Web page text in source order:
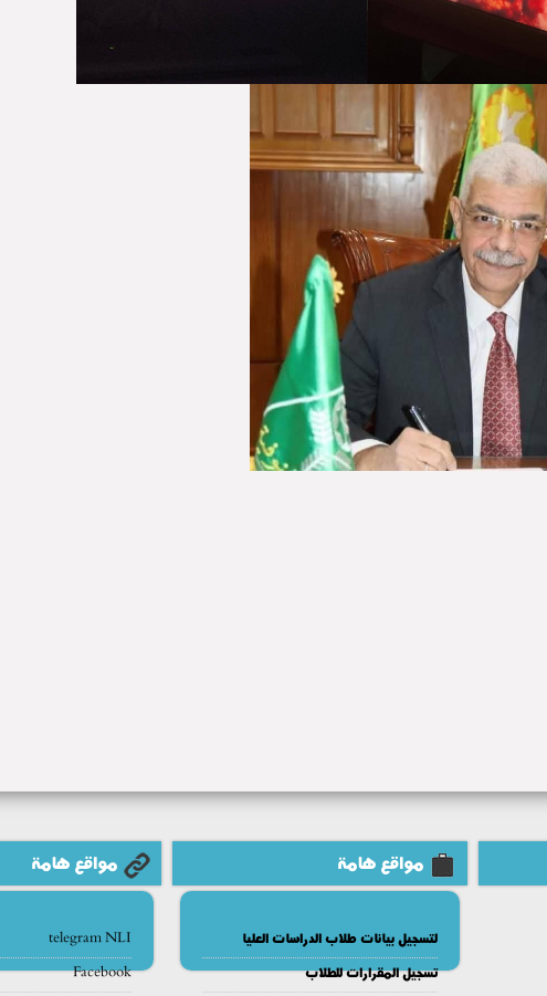
مواقع هامة
لتسجيل بيانات طلاب الدراسات العليا
تسجيل المقرارات للطلاب
مواقع هامة
telegram NLI
Facebook